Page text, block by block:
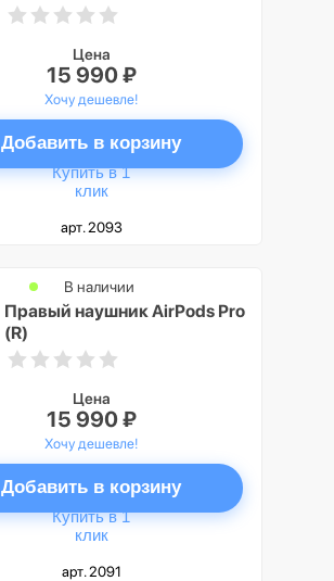
Цена
15 990 ₽
Хочу дешевле!
Добавить в корзину
Купить в 1
клик
арт. 2093
Правый наушник AirPods Pro
(R)
В наличии
Цена
15 990 ₽
Хочу дешевле!
Добавить в корзину
Купить в 1
клик
арт. 2091